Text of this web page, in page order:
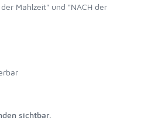
Mahlzeit" und "NACH der
sichtbar.